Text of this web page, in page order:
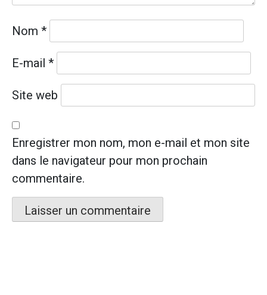
Nom *
E-mail *
Site web
Enregistrer mon nom, mon e-mail et mon site
dans le navigateur pour mon prochain
commentaire.